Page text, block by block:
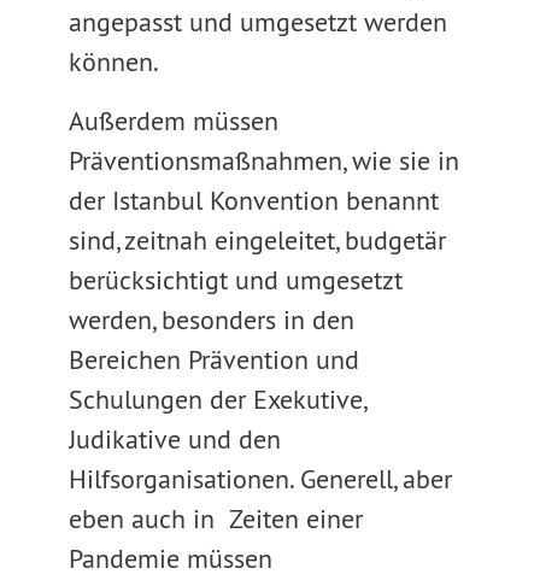
angepasst und umgesetzt werden
können.
Außerdem müssen
Präventionsmaßnahmen, wie sie in
der Istanbul Konvention benannt
sind, zeitnah eingeleitet, budgetär
berücksichtigt und umgesetzt
werden, besonders in den
Bereichen Prävention und
Schulungen der Exekutive,
Judikative und den
Hilfsorganisationen. Generell, aber
eben auch in Zeiten einer
Pandemie müssen